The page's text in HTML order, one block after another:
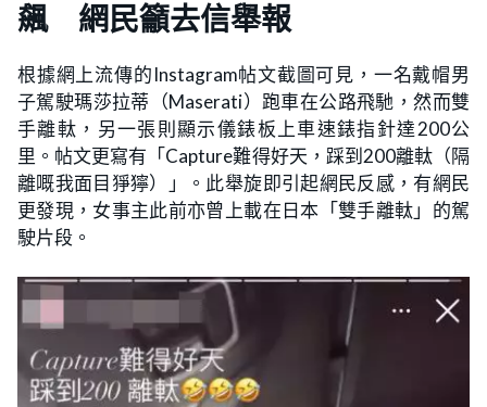
飆 網民籲去信舉報
根據網上流傳的Instagram帖文截圖可見，一名戴帽男
子駕駛瑪莎拉蒂（Maserati）跑車在公路飛馳，然而雙
手離軚，另一張則顯示儀錶板上車速錶指針達200公
里。帖文更寫有「Capture難得好天，踩到200離軚（隔
離嘅我面目猙獰）」。此舉旋即引起網民反感，有網民
更發現，女事主此前亦曾上載在日本「雙手離軚」的駕
駛片段。